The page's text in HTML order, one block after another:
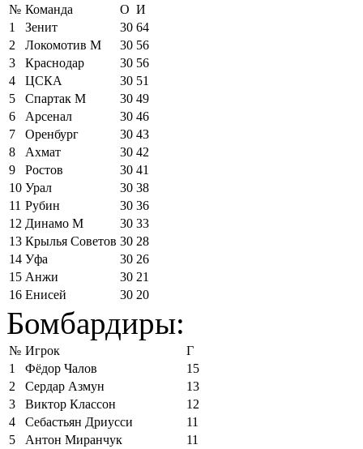
№ Команда О И
1
Зенит 30 64
2
Локомотив М 30 56
3
Краснодар 30 56
4
ЦСКА 30 51
5
Спартак М 30 49
6
Арсенал 30 46
7
Оренбург 30 43
8
Ахмат 30 42
9
Ростов 30 41
10 Урал 30 38
11 Рубин 30 36
12 Динамо М 30 33
13 Крылья Советов 30 28
14 Уфа 30 26
15 Анжи 30 21
16 Енисей 30 20
Бомбардиры:
№ Игрок
Г
1
Фёдор Чалов
15
2
Сердар Азмун
13
3
Виктор Классон
12
4
Себастьян Дриусси
11
5
Антон Миранчук
11